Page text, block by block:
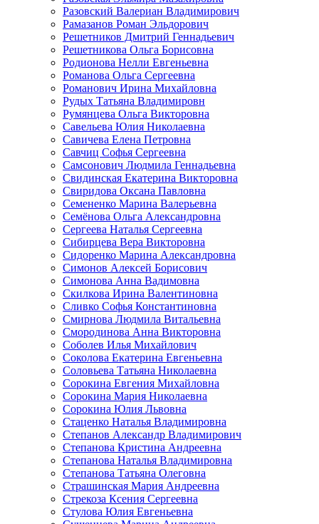
Разовский Валериан Владимирович
Рамазанов Роман Эльдорович
Решетников Дмитрий Геннадьевич
Решетникова Ольга Борисовна
Родионова Нелли Евгеньевна
Романова Ольга Сергеевна
Романович Ирина Михайловна
Рудых Татьяна Владимировн
Румянцева Ольга Викторовна
Савельева Юлия Николаевна
Савичева Елена Петровна
Савчиц Софья Сергеевна
Самсонович Людмила Геннадьевна
Свидинская Екатерина Викторовна
Свиридова Оксана Павловна
Семененко Марина Валерьевна
Семёнова Ольга Александровна
Сергеева Наталья Сергеевна
Сибирцева Вера Викторовна
Сидоренко Марина Александровна
Симонов Алексей Борисович
Симонова Анна Вадимовна
Скилкова Ирина Валентиновна
Сливко Софья Константиновна
Смирнова Людмила Витальевна
Смородинова Анна Викторовна
Соболев Илья Михайлович
Соколова Екатерина Евгеньевна
Соловьева Татьяна Николаевна
Сорокина Евгения Михайловна
Сорокина Мария Николаевна
Сорокина Юлия Львовна
Стаценко Наталья Владимировна
Степанов Александр Владимирович
Степанова Кристина Андреевна
Степанова Наталья Владимировна
Степанова Татьяна Олеговна
Страшинская Мария Андреевна
Стрекоза Ксения Сергеевна
Стулова Юлия Евгеньевна